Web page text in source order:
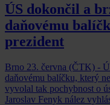
ÚS dokončil a
daňovému
prezident
Brno 23. června (ČTK) -
daňovému balíčku, který
vyvolal tak pochybnost o
Jaroslav Fenyk nález